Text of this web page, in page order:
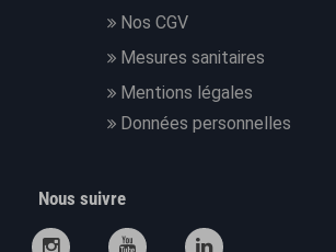
Nos CGV
Mesures sanitaires
Mentions légales
Données personnelles
Nous suivre